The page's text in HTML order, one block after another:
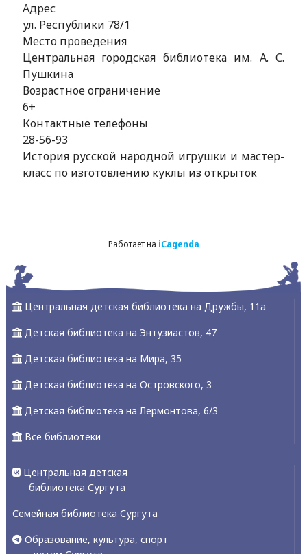
Адрес
ул. Республики 78/1
Место проведения
Центральная городская библиотека им. А. С.
Пушкина
Возрастное ограничение
6+
Контактные телефоны
28-56-93
История русской народной игрушки и мастер-
класс по изготовлению куклы из открыток
Работает на iCagenda
Центральная детская библиотека на Дружбы, 11а
Детская библиотека на Энтузиастов, 47
Детская библиотека на Мира, 35
Детская библиотека на Островского, 3
Детская библиотека на Лермонтова, 6/3
Все библиотеки
Центральная детская
библиотека Сургута
Семейная библиотека Сургута
Образование, культура, спорт